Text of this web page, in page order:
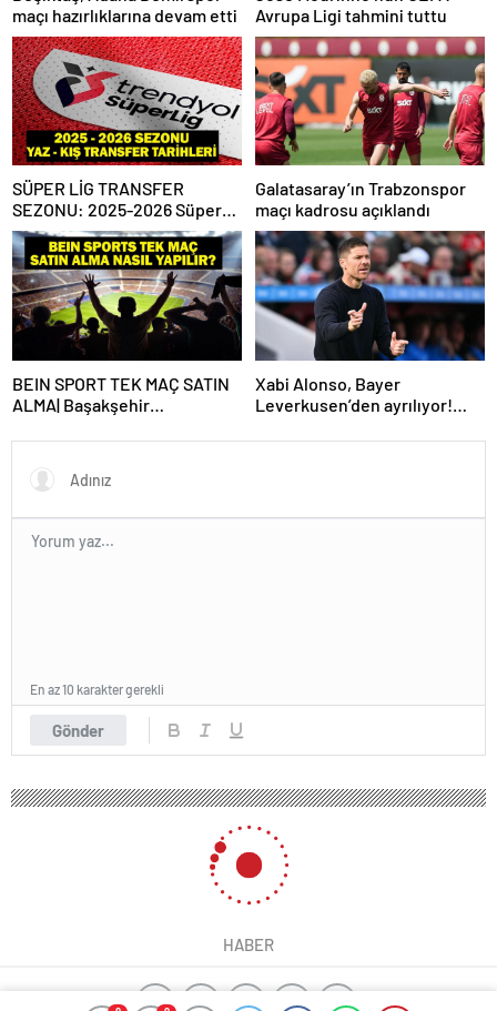
maçı hazırlıklarına devam etti
Avrupa Ligi tahmini tuttu
SÜPER LİG TRANSFER
SEZONU: 2025-2026 Süper
Lig Yaz Transfer Sezonu Ne
Zaman Başlayacak? Kış
Transfer Sezonu Ne Zaman
Başlayacak? TFF Açıkladı!
Galatasaray’ın Trabzonspor
maçı kadrosu açıklandı
BEIN SPORT TEK MAÇ SATIN
ALMA| Başakşehir
tek maç satın alma nasıl
yapılır?
Xabi Alonso, Bayer
Leverkusen’den ayrılıyor!
Gönder
En az 10 karakter gerekli
HABER